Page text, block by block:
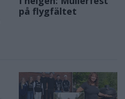
på flygfältet